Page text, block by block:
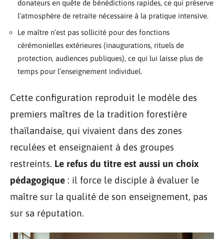
donateurs en quête de bénédictions rapides, ce qui préserve
l’atmosphère de retraite nécessaire à la pratique intensive.
Le maître n’est pas sollicité pour des fonctions
cérémonielles extérieures (inaugurations, rituels de
protection, audiences publiques), ce qui lui laisse plus de
temps pour l’enseignement individuel.
Cette configuration reproduit le modèle des
premiers maîtres de la tradition forestière
thaïlandaise, qui vivaient dans des zones
reculées et enseignaient à des groupes
restreints. Le refus du titre est aussi un choix
pédagogique : il force le disciple à évaluer le
maître sur la qualité de son enseignement, pas
sur sa réputation.